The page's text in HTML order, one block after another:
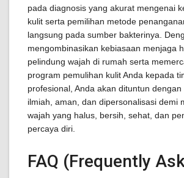
pada diagnosis yang akurat mengenai
kulit serta pemilihan metode
langsung pada sumber bakterinya.
mengombinasikan kebiasaan menjaga
pelindung wajah di rumah serta
program pemulihan kulit Anda kepada
profesional, Anda akan dituntun
ilmiah, aman, dan dipersonalisasi demi
wajah yang halus, bersih, sehat, dan
percaya diri.
FAQ (Frequently